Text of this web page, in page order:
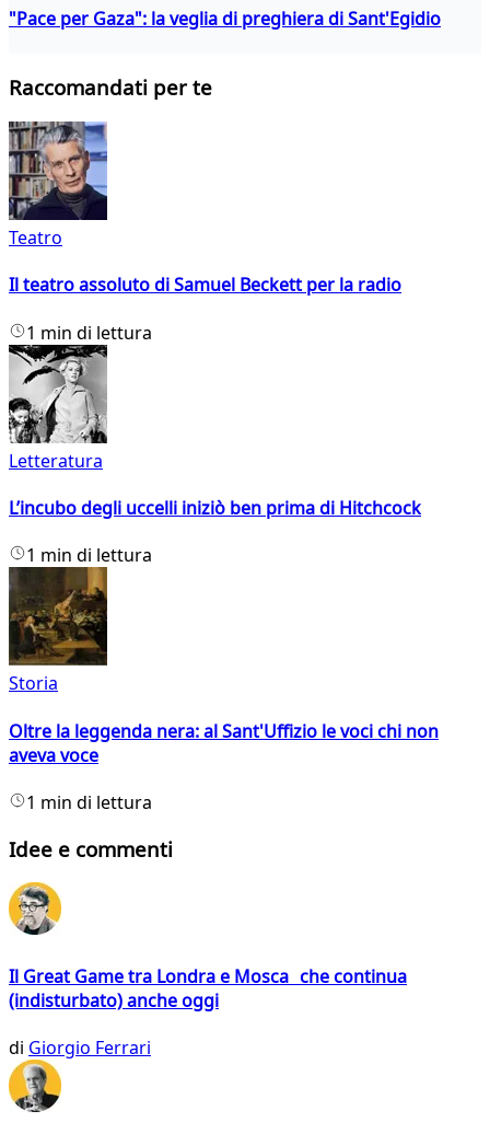
"Pace per Gaza": la veglia di preghiera di Sant'Egidio
Raccomandati per te
Teatro
Il teatro assoluto di Samuel Beckett per la radio
1 min di lettura
Letteratura
L’incubo degli uccelli iniziò ben prima di Hitchcock
1 min di lettura
Storia
Oltre la leggenda nera: al Sant'Uffizio le voci chi non
aveva voce
1 min di lettura
Idee e commenti
Il Great Game tra Londra e Mosca che continua
(indisturbato) anche oggi
di Giorgio Ferrari